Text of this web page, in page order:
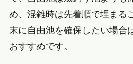
め、混雑時は先着順で埋まる
末に自由池を確保したい場合
おすすめです。